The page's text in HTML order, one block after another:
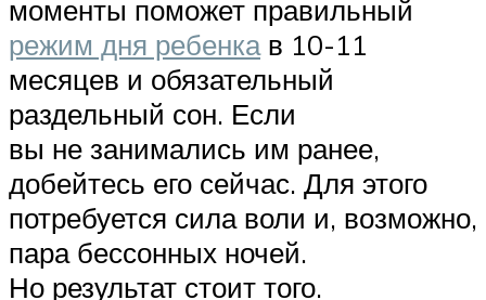
моменты поможет правильный
режим дня ребенкав 10-11
месяцев и обязательный
раздельный сон. Если
вы не занимались им ранее,
добейтесь его сейчас. Для этого
потребуется сила воли и, возможно,
пара бессонных ночей.
Но результат стоит того.